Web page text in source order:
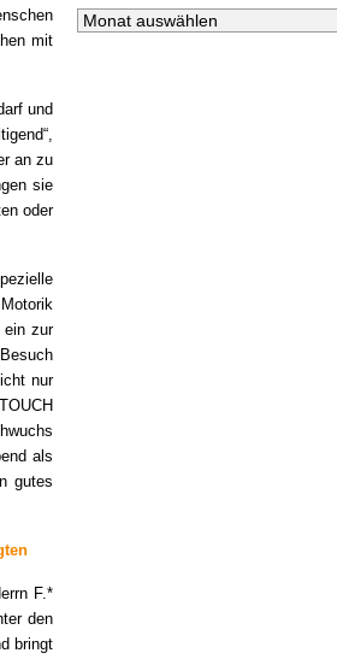
mit
und
an zu
sie
oder
ein zur
nur
als
gutes
F.*
den
bringt
Archiv